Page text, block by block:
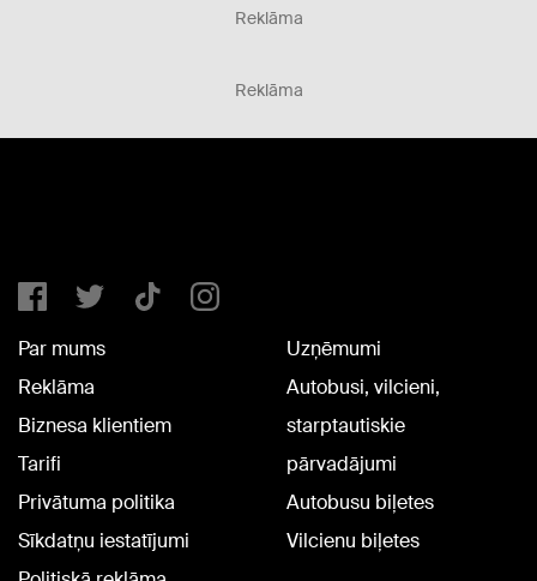
Reklāma
Reklāma
Par mums
Reklāma
Biznesa klientiem
Tarifi
Privātuma politika
Sīkdatņu iestatījumi
Uzņēmumi
Autobusi, vilcieni,
starptautiskie
pārvadājumi
Autobusu biļetes
Vilcienu biļetes